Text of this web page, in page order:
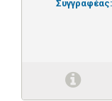
Συγγραφέας: